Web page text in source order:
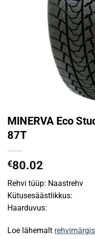
MINERVA Eco
87T
€80.02
Rehvi tüüp: Naastrehv
Kütusesäästlikkus:
Haarduvus:
Loe lähemalt